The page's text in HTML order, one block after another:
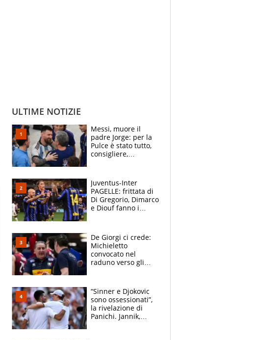
ULTIME NOTIZIE
Messi, muore il
padre Jorge: per la
Pulce è stato tutto,
consigliere,
Juventus-Inter
PAGELLE: frittata di
Di Gregorio, Dimarco
e Diouf fanno i
scompare, Kolo fa
sperare
De Giorgi ci crede:
Michieletto
convocato nel
raduno verso gli
“Sinner e Djokovic
sono ossessionati”,
la rivelazione di
Panichi. Jannik,